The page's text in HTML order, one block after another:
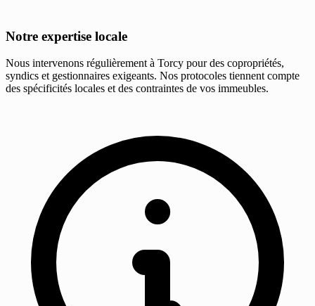
Notre expertise locale
Nous intervenons régulièrement à Torcy pour des copropriétés,
syndics et gestionnaires exigeants. Nos protocoles tiennent compte
des spécificités locales et des contraintes de vos immeubles.